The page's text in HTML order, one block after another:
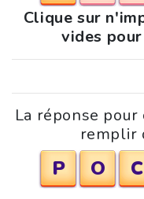
Clique sur
vides
La réponse pour
remplir
P O C